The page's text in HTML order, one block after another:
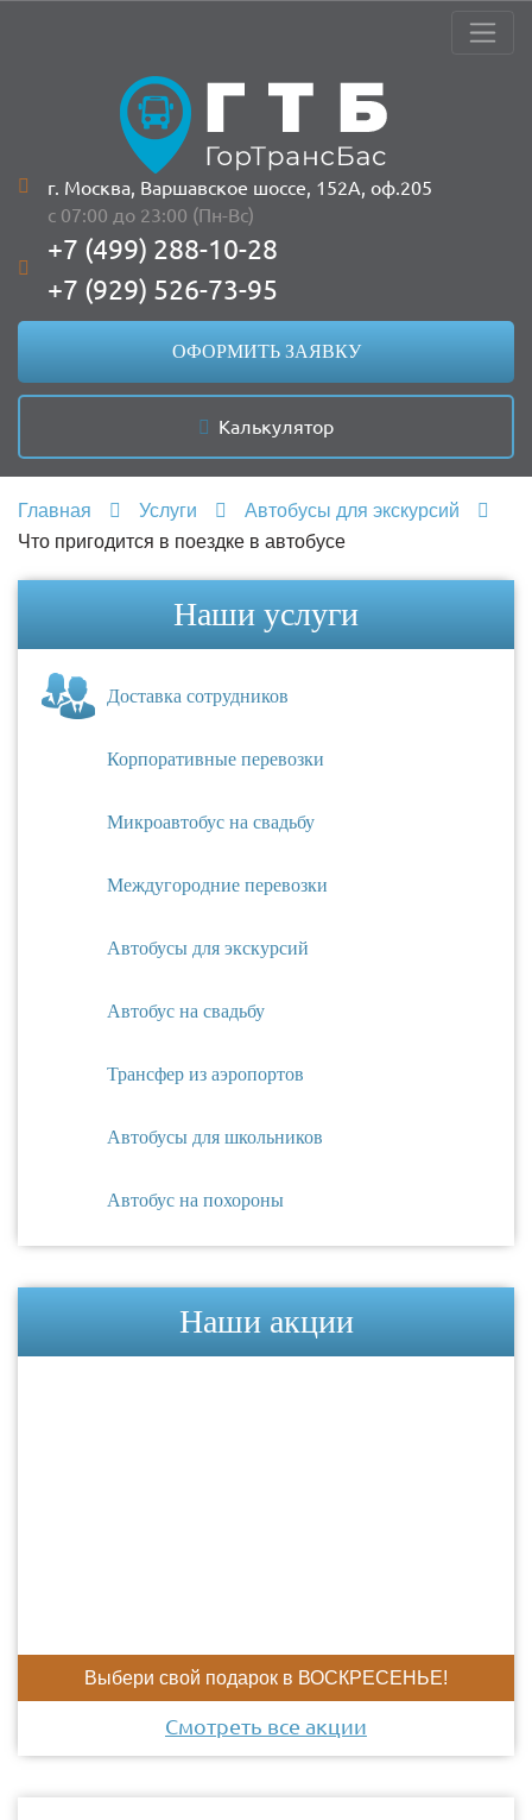
г. Москва, Варшавское шоссе, 152А, оф.205
с 07:00 до 23:00 (Пн-Вс)
+7 (499) 288-10-28
+7 (929) 526-73-95
ОФОРМИТЬ ЗАЯВКУ
Калькулятор
Главная Услуги
Автобусы для экскурсий
Что пригодится в поездке в автобусе
Наши услуги
Доставка сотрудников
Корпоративные перевозки
Микроавтобус на свадьбу
Междугородние перевозки
Автобусы для экскурсий
Автобус на свадьбу
Трансфер из аэропортов
Автобусы для школьников
Автобус на похороны
Наши акции
Выбери свой подарок в ВОСКРЕСЕНЬЕ!
Смотреть все акции